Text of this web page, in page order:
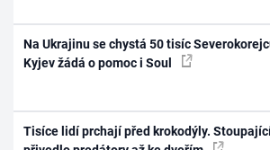
Na Ukrajinu se chystá 50 tisíc
Kyjev žádá o pomoc i Soul
Tisíce lidí prchají před krokodýly.